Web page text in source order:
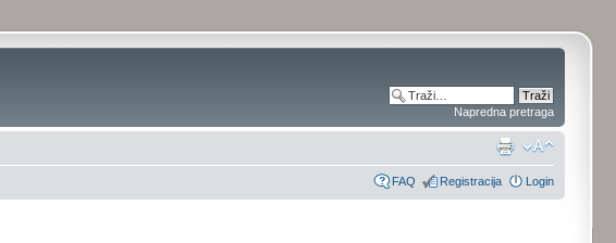
Napredna pretraga
FAQ Registracija Login